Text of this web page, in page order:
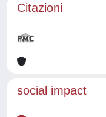
Citazioni
social impact